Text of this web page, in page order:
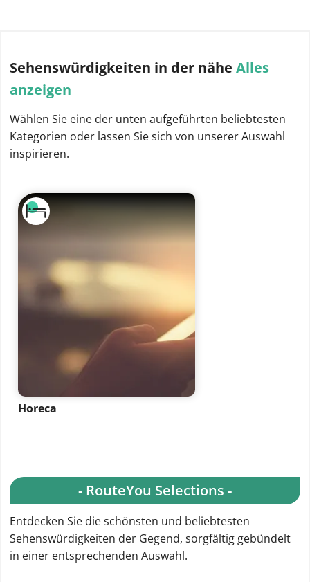
Sehenswürdigkeiten in der nähe Alles
anzeigen
Wählen Sie eine der unten aufgeführten beliebtesten
Kategorien oder lassen Sie sich von unserer Auswahl
inspirieren.
Horeca
- RouteYou Selections -
Entdecken Sie die schönsten und beliebtesten
Sehenswürdigkeiten der Gegend, sorgfältig gebündelt
in einer entsprechenden Auswahl.